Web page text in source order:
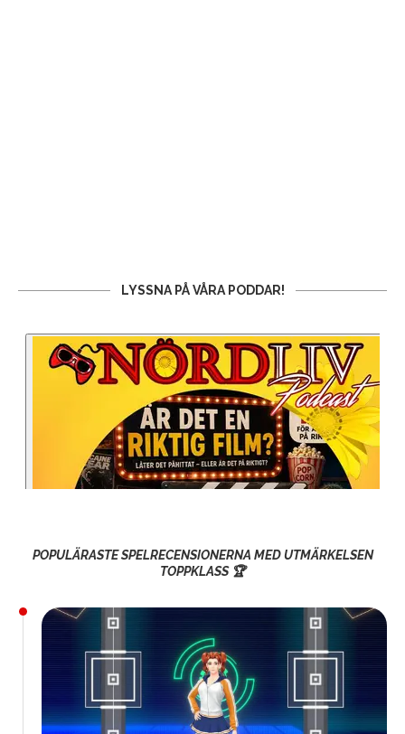
LYSSNA PÅ VÅRA PODDAR!
POPULÄRASTE SPELRECENSIONERNA MED UTMÄRKELSEN
TOPPKLASS 🏆